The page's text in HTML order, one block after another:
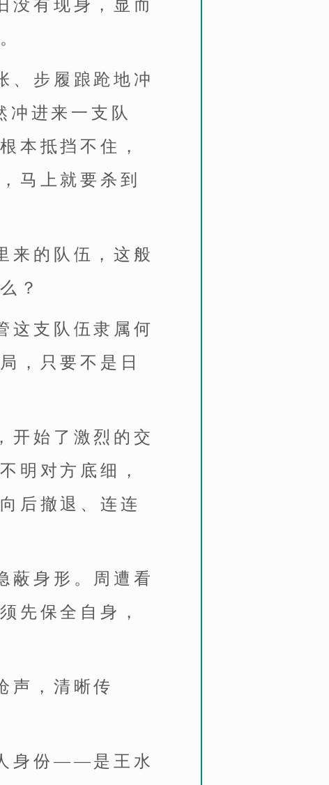
没有现身，显而
、步履踉跄地冲
冲进来一支队
本抵挡不住，
马上就要杀到
来的队伍，这般
？
这支队伍隶属何
，只要不是日
开始了激烈的交
明对方底细，
后撤退、连连
蔽身形。周遭看
先保全自身，
声，清晰传
身份——是王水